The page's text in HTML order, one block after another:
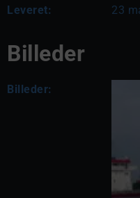
Leveret: 23
Billeder
Billeder: